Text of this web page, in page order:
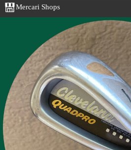
Mercari Shops